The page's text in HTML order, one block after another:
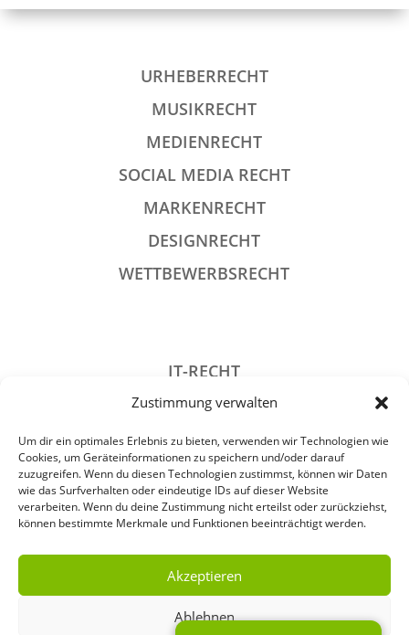
Zustimmung verwalten
Um dir ein optimales Erlebnis zu bieten, verwenden wir Technologien wie
Cookies, um Geräteinformationen zu speichern und/oder darauf
zuzugreifen. Wenn du diesen Technologien zustimmst, können wir Daten
wie das Surfverhalten oder eindeutige IDs auf dieser Website
verarbeiten. Wenn du deine Zustimmung nicht erteilst oder zurückziehst,
können bestimmte Merkmale und Funktionen beeinträchtigt werden.
Akzeptieren
Ablehnen
URHEBERRECHT
MUSIKRECHT
MEDIENRECHT
SOCIAL MEDIA RECHT
MARKENRECHT
DESIGNRECHT
WETTBEWERBSRECHT
IT-RECHT
DATENSCHUTZRECHT
STRAFRECHT
GESELLSCHAFTSRECHT
VERANSTALTUNGSRECHT